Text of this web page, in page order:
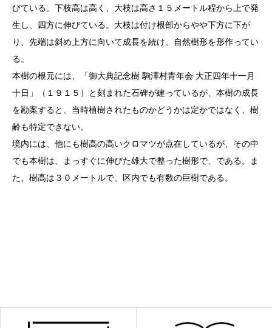
びている。下枝高は高く、大枝は高さ１５メートル程から上で発
生し、四方に伸びている。大枝は付け根部からやや下方に下が
り、先端は斜め上方に向いて成長を続け、自然樹形を形作ってい
る。
本樹の根元には、「御大典記念樹 駒澤村青年会 大正四年十一月
十日」（１９１５）と刻まれた石碑が建っているが、本樹の成長
を勘案すると、当時植樹されたものかどうかは定かではなく、樹
齢も特定できない。
境内には、他にも樹高の高いクロマツが点在しているが、その中
でも本樹は、まっすぐに伸びた雄大で整った樹形で、である。ま
た、樹高は３０メートルで、区内でも有数の巨樹である。